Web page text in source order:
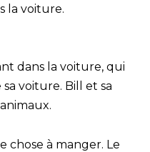
la voiture.
dans la voiture, qui
voiture. Bill et sa
chose à manger. Le